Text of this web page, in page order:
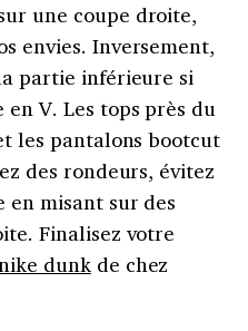
une coupe droite,
envies. Inversement,
partie inférieure si
V. Les tops près du
les pantalons bootcut
des rondeurs, évitez
en misant sur des
Finalisez votre
dunkde chez